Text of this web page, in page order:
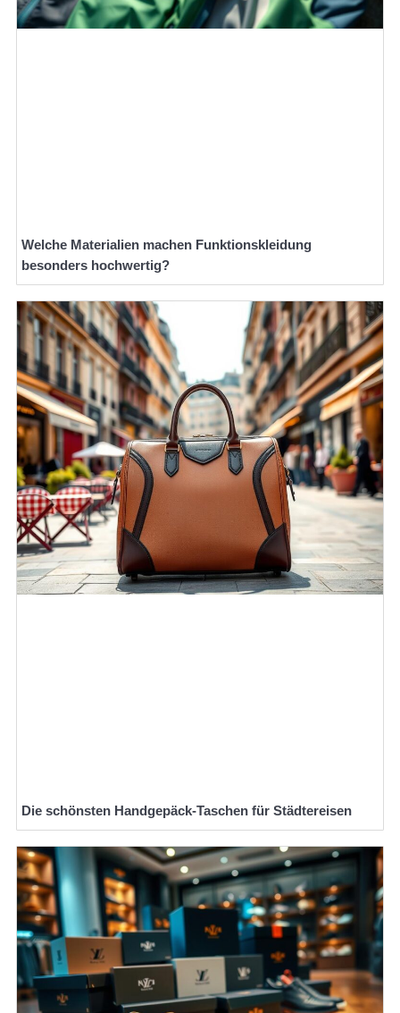
Welche Materialien machen Funktionskleidung
besonders hochwertig?
Die schönsten Handgepäck-Taschen für Städtereisen